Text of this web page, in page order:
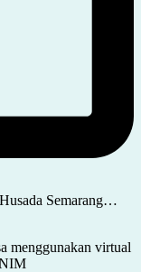
Semarang…
menggunakan virtual